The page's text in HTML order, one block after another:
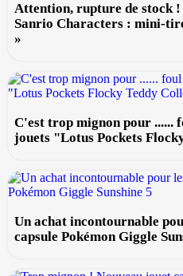
Attention, rupture de stock
Sanrio Characters : mini-
»
C'est trop mignon pour ......
jouets "Lotus Pockets
Un achat incontournable
capsule Pokémon Giggle